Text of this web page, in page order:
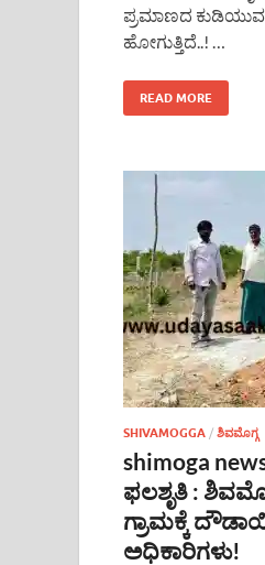
ಪ್ರಮಾಣದ ಕುಡಿಯುವ
ಹೋಗುತ್ತಿದೆ..! …
READ MORE
SHIVAMOGGA / ಶಿವಮೊಗ್ಗ
shimoga
ಫಲಶೃತಿ :
ಗ್ರಾಮಕ್ಕೆ
ಅಧಿಕಾರಿಗಳು!